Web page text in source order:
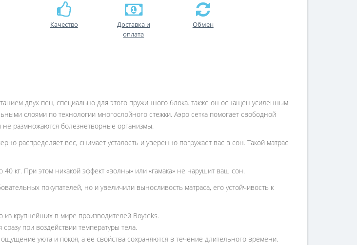
Качество
Доставка и
оплата
Обмен
двух пен, специально для этого пружинного блока. также он оснащен усиленным
слоями по технологии многослойного стежки. Аэро сетка помогает свободной
не размножаются болезнетворные организмы.
распределяет вес, снимает усталость и уверенно погружает вас в сон. Такой матрас
кг. При этом никакой эффект «волны» или «гамака» не нарушит ваш сон.
покупателей, но и увеличили выносливость матраса, его устойчивость к
крупнейших в мире производителей Boyteks.
при воздействии температуры тела.
уюта и покоя, а ее свойства сохраняются в течение длительного времени.